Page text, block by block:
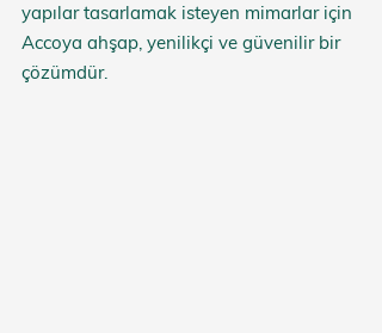
yapılar tasarlamak isteyen mimarlar için
Accoya ahşap, yenilikçi ve güvenilir bir
çözümdür.